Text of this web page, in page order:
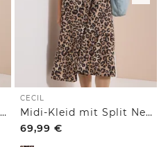
Midikleid mit Split Neck und Print
CECIL
Midi-Kleid mit Split Neck und Leo-Print
69,99 €